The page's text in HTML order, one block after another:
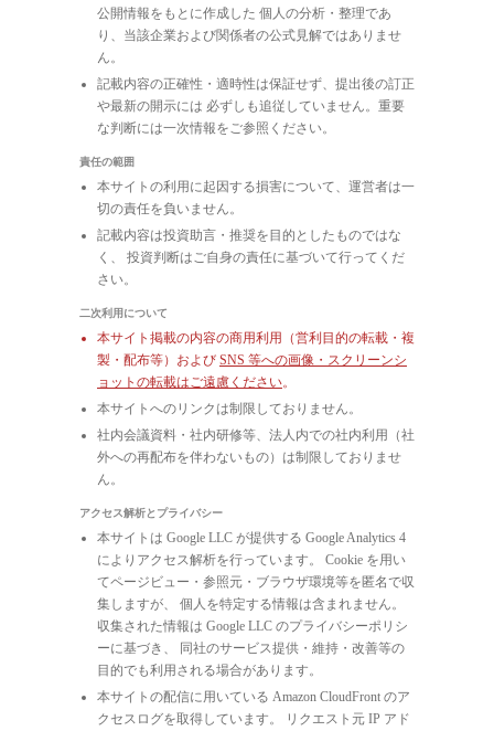
公開情報をもとに作成した 個人の分析・整理であ
り、当該企業および関係者の公式見解ではありませ
ん。
記載内容の正確性・適時性は保証せず、提出後の訂正
や最新の開示には 必ずしも追従していません。重要
な判断には一次情報をご参照ください。
責任の範囲
本サイトの利用に起因する損害について、運営者は一
切の責任を負いません。
記載内容は投資助言・推奨を目的としたものではな
く、 投資判断はご自身の責任に基づいて行ってくだ
さい。
二次利用について
本サイト掲載の内容の商用利用（営利目的の転載・複
製・配布等）および SNS 等への画像・スクリーンシ
ョットの転載はご遠慮ください。
本サイトへのリンクは制限しておりません。
社内会議資料・社内研修等、法人内での社内利用（社
外への再配布を伴わないもの）は制限しておりませ
ん。
アクセス解析とプライバシー
本サイトは Google LLC が提供する Google Analytics 4
によりアクセス解析を行っています。 Cookie を用い
てページビュー・参照元・ブラウザ環境等を匿名で収
集しますが、 個人を特定する情報は含まれません。
収集された情報は Google LLC のプライバシーポリシ
ーに基づき、 同社のサービス提供・維持・改善等の
目的でも利用される場合があります。
本サイトの配信に用いている Amazon CloudFront のア
クセスログを取得しています。 リクエスト元 IP アド